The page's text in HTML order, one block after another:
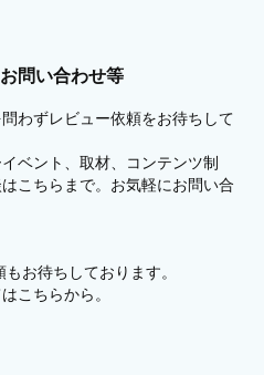
問い合わせ等
わずレビュー依頼をお待ちして
ベント、取材、コンテンツ制
こちらまで。お気軽にお問い合
お待ちしております。
こちらから。